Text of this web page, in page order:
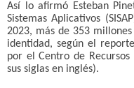
Así lo afirmó Esteban
Sistemas Aplicativos
2023, más de 353
identidad, según el
por el Centro de
sus siglas en inglés).